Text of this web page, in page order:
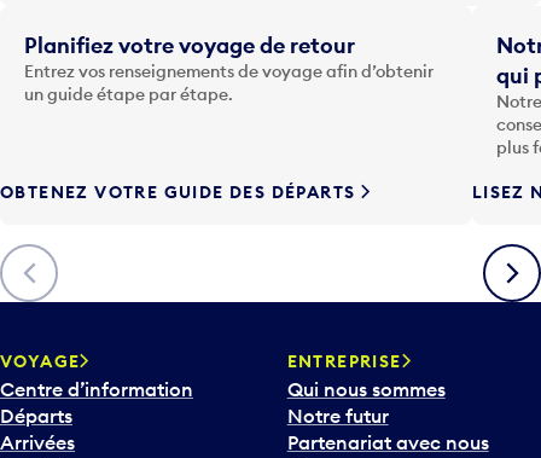
t
o
u
F
è
c
h
v
e
r
s
Précédent
Planifiez votre voyage de retour
Entrez vos renseignements de voyage afin d’obtenir
un guide étape par étape.
OBTENEZ VOTRE GUIDE DES DÉPARTS
qui
plus
LISEZ
VOYAGE
Centre d’information
Départs
Arrivées
ENTREPRISE
Qui nous sommes
Notre futur
Partenariat avec nous